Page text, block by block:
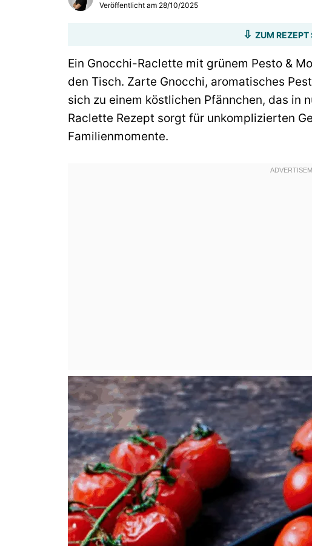
Veröffentlicht am 28/10/2025
ZUM REZEPT
Ein Gnocchi-Raclette mit grünem Pesto &
den Tisch. Zarte Gnocchi, aromatisches
sich zu einem köstlichen Pfännchen, das in
Raclette Rezept sorgt für unkomplizierten
Familienmomente.